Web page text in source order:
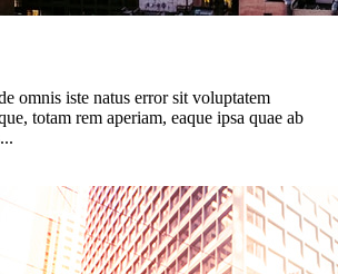
omnis iste natus error sit voluptatem
totam rem aperiam, eaque ipsa quae ab